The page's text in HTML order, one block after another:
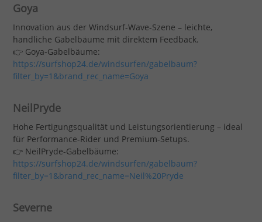
Goya
Innovation aus der Windsurf-Wave-Szene – leichte,
handliche Gabelbäume mit direktem Feedback.
👉 Goya-Gabelbäume:
https://surfshop24.de/windsurfen/gabelbaum?
filter_by=1&brand_rec_name=Goya
NeilPryde
Hohe Fertigungsqualität und Leistungsorientierung – ideal
für Performance-Rider und Premium-Setups.
👉 NeilPryde-Gabelbäume:
https://surfshop24.de/windsurfen/gabelbaum?
filter_by=1&brand_rec_name=Neil%20Pryde
Severne